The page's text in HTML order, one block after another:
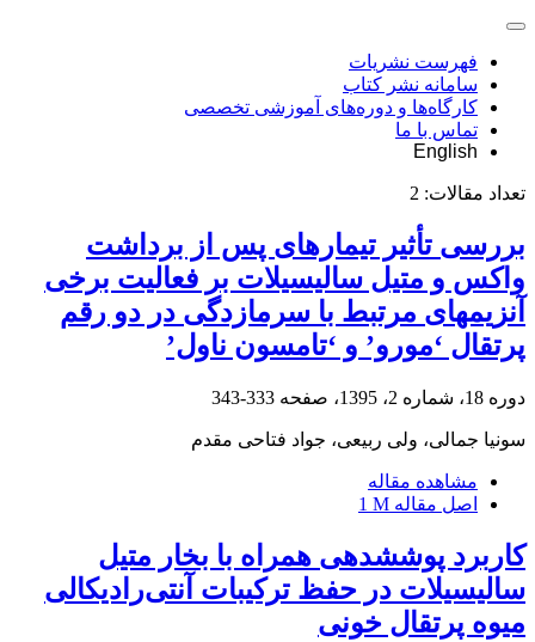
فهرست نشریات
سامانه نشر کتاب
کارگاه‌ها و دوره‌های آموزشی تخصصی
تماس با ما
English
تعداد مقالات: 2
بررسی تأثیر تیمارهای پس ‏از برداشت
واکس و متیل سالیسیلات بر فعالیت برخی
آنزیم‏های مرتبط با سرمازدگی در دو رقم
پرتقال ‘مورو’ و ‘تامسون ناول’
دوره 18، شماره 2، 1395، صفحه 333-343
سونیا جمالی، ولی ربیعی، جواد فتاحی مقدم
مشاهده مقاله
اصل مقاله 1 M
کاربرد پوشش‏دهی همراه با بخار متیل‏
سالیسیلات‏ در حفظ ترکیبات آنتی‌رادیکالی
میوه پرتقال خونی